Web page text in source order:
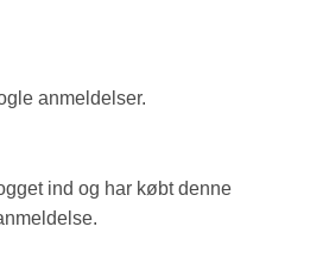
anmeldelser.
ind og har købt denne